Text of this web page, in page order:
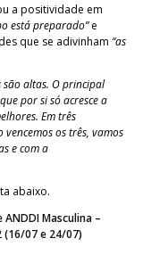
a positividade em
está preparado”e
que se adivinham “as
são altas. O principal
por si só acresce a
Em três
os três, vamos
e com a
abaixo.
Masculina –
(16/07 e 24/07)